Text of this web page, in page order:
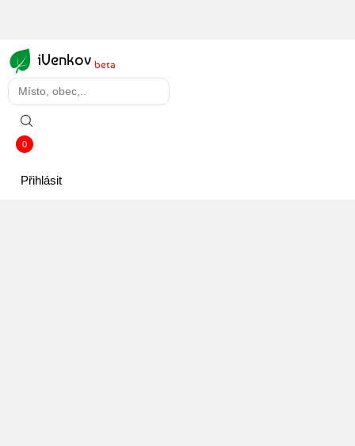
iVenkov beta
0
Přihlásit